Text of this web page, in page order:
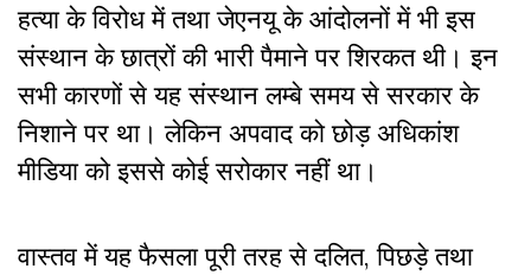
हत्या के विरोध में तथा जेएनयू के आंदोलनों में भी इस
संस्थान के छात्रों की भारी पैमाने पर शिरकत थी। इन
सभी कारणों से यह संस्थान लम्बे समय से सरकार के
निशाने पर था। लेकिन अपवाद को छोड़ अधिकांश
मीडिया को इससे कोई सरोकार नहीं था।
वास्तव में यह फैसला पूरी तरह से दलित, पिछड़े तथा